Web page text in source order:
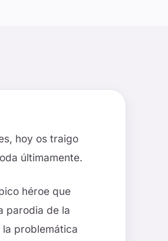
hoy os traigo
últimamente.
héroe que
parodia de la
problemática